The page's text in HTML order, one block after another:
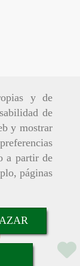
y de
de
y mostrar
a partir de
páginas